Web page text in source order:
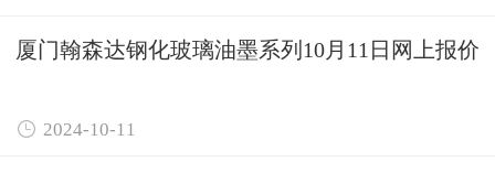
厦门翰森达钢化玻璃油墨系列10月11日网上报价
 2024-10-11